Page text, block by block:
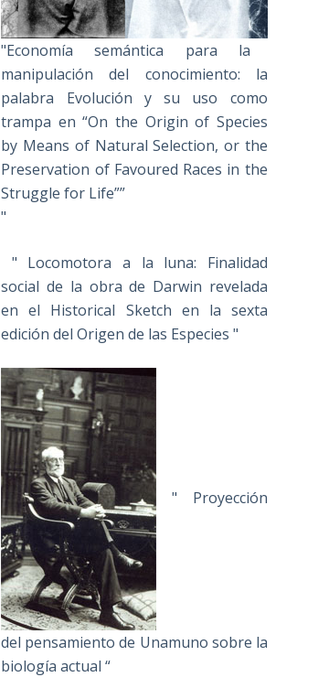
"Economía semántica para la
manipulación del conocimiento: la
palabra Evolución y su uso como
trampa en “On the Origin of Species
by Means of Natural Selection, or the
Preservation of Favoured Races in the
Struggle for Life””
"
" Locomotora a la luna: Finalidad
social de la obra de Darwin revelada
en el Historical Sketch en la sexta
edición del Origen de las Especies "
" Proyección
del pensamiento de Unamuno sobre la
biología actual “